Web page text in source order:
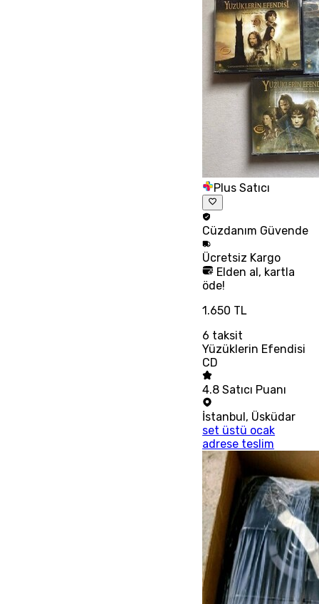
Plus Satıcı
Cüzdanım Güvende
Ücretsiz Kargo
Elden al, kartla
öde!
1.650 TL
6 taksit
Yüzüklerin Efendisi
CD
4.8 Satıcı Puanı
İstanbul, Üsküdar
set üstü ocak
adrese teslim